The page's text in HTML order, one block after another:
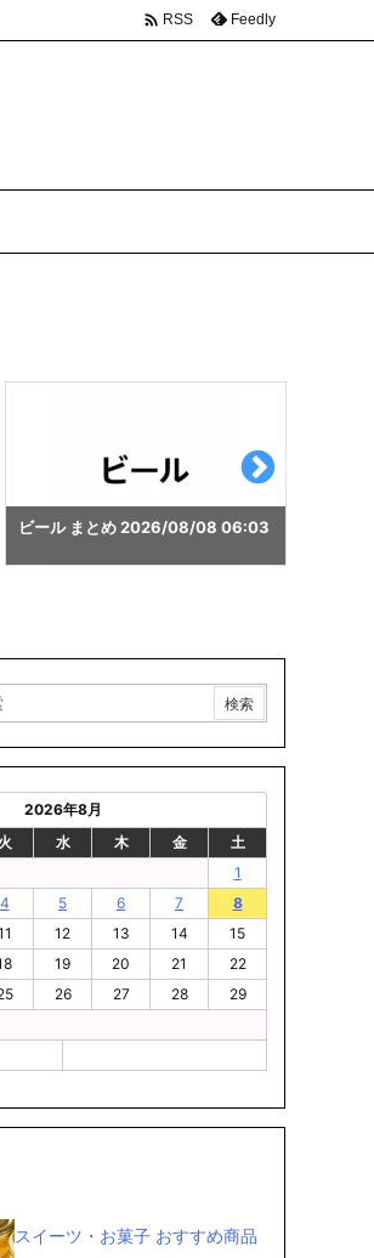
 RSS Feedly
カレー まとめ 2026/08/08 06:01
2026年8月
火 水 木 金
土
1
4 5 6 7
8
12 13 14
15
19 20 21
22
26 27 28
29
スイーツ・お菓子 おすすめ商品